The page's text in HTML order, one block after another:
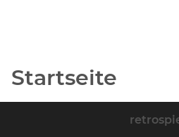
Startseite